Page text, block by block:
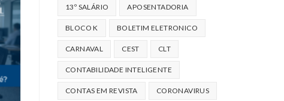
13º SALÁRIO APOSENTADORIA
BLOCO K BOLETIM ELETRONICO
CARNAVAL CEST CLT
CONTABILIDADE INTELIGENTE
CONTAS EM REVISTA CORONAVIRUS